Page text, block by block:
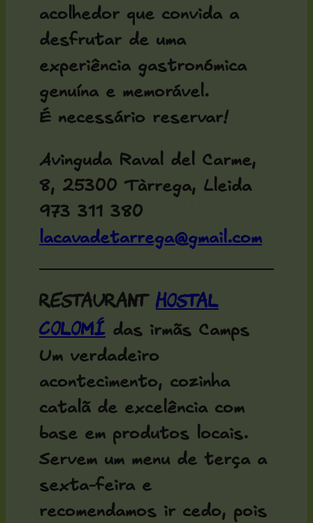
acolhedor que convida a
desfrutar de uma
experiência gastronómica
genuína e memorável.
É necessário reservar!
Avinguda Raval del Carme,
8, 25300 Tàrrega, Lleida
973 311 380
lacavadetarrega@gmail.com
Restaurant Hostal
Colomí das irmãs Camps
Um verdadeiro
acontecimento, cozinha
catalã de excelência com
base em produtos locais.
Servem um menu de terça a
sexta-feira e
recomendamos ir cedo, pois